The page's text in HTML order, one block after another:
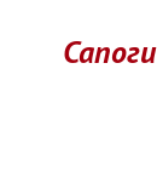
Сапоги